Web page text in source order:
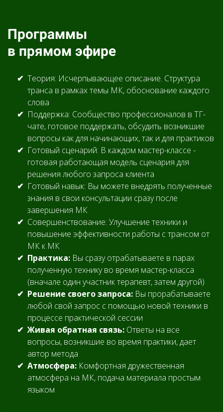
Программы
в прямом эфире
Теория: Исчерпывающее описание. Структура
транса в рамках темы МК, обоснование каждого
слова
Поддержка: Сообщество профессионалов в ТГ-
чате, готовое поддержать, обсудить возникшие
вопросы как для начинающих, так и для практиков
Готовый сценарий: В каждом мастер-классе -
готовая работающая модель сценария для
решения любого запроса клиента
Готовый навык: Вы можете внедрять полученные
знания в свои консультации сразу после
завершения МК
Совершенствование: Улучшение техники и
повышение эффективности работы с трансом от
МК к МК
Практика: Вы сразу отрабатываете в парах
полученную технику во время мастер-класса
(вначале один участник терапевт, затем другой)
Решение своего запроса: Вы прорабатываете
любой свой запрос с помощью новой техники в
процессе практической сессии
Живая обратная связь: Ответы на все
вопросы, возникшие во время практики, дает
автор метода
Атмосфера: Комфортная дружественная
атмосфера на МК, подача материала простым
языком